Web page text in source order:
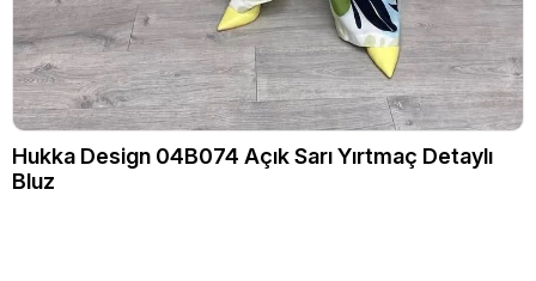
Hukka Design 04B074 Açık Sarı Yırtmaç Detaylı
Bluz